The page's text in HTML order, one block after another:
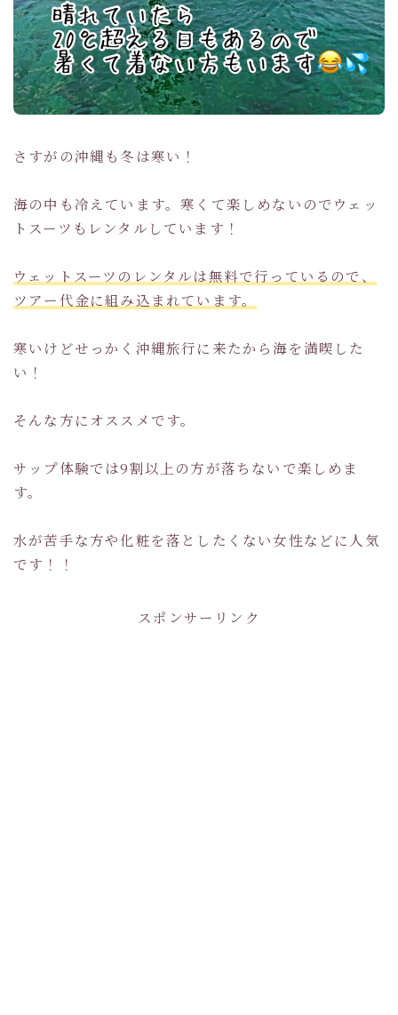
さすがの沖縄も冬は寒い！
海の中も冷えています。寒くて楽しめないのでウェッ
トスーツもレンタルしています！
ウェットスーツのレンタルは無料で行っているので、
ツアー代金に組み込まれています。
寒いけどせっかく沖縄旅行に来たから海を満喫した
い！
そんな方にオススメです。
サップ体験では9割以上の方が落ちないで楽しめま
す。
水が苦手な方や化粧を落としたくない女性などに人気
です！！
スポンサーリンク